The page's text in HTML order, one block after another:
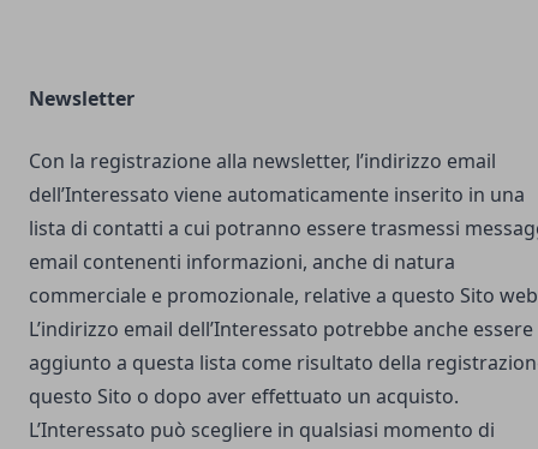
Newsletter
Con la registrazione alla newsletter, l’indirizzo email
dell’Interessato viene automaticamente inserito in una
lista di contatti a cui potranno essere trasmessi
email contenenti informazioni, anche di natura
commerciale e promozionale, relative a questo Sito
L’indirizzo email dell’Interessato potrebbe anche essere
aggiunto a questa lista come risultato della
questo Sito o dopo aver effettuato un acquisto.
L’Interessato può scegliere in qualsiasi momento di